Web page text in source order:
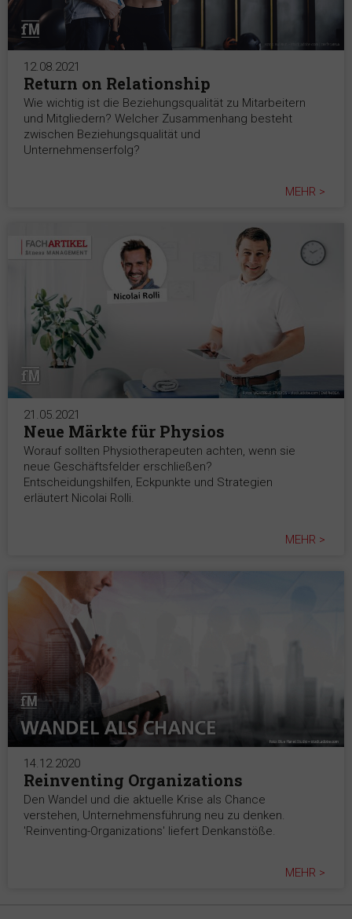
12.08.2021
Return on Relationship
Wie wichtig ist die Beziehungsqualität zu Mitarbeitern
und Mitgliedern? Welcher Zusammenhang besteht
zwischen Beziehungsqualität und
Unternehmenserfolg?
MEHR >
21.05.2021
Neue Märkte für Physios
Worauf sollten Physiotherapeuten achten, wenn sie
neue Geschäftsfelder erschließen?
Entscheidungshilfen, Eckpunkte und Strategien
erläutert Nicolai Rolli.
MEHR >
14.12.2020
Reinventing Organizations
Den Wandel und die aktuelle Krise als Chance
verstehen, Unternehmensführung neu zu denken.
'Reinventing-Organizations' liefert Denkanstöße.
MEHR >